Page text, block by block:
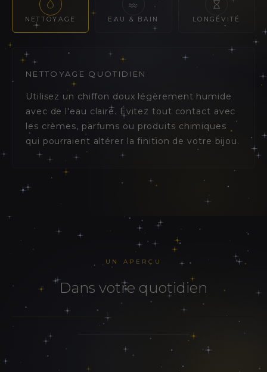
NETTOYAGE EAU & BAIN LONGÉVITÉ
NETTOYAGE QUOTIDIEN
Utilisez un chiffon doux légèrement humide
avec de l'eau claire. Évitez tout contact avec
les crèmes, parfums ou produits chimiques
qui pourraient altérer la finition de votre bijou.
UN APERÇU
dans votre quotidien